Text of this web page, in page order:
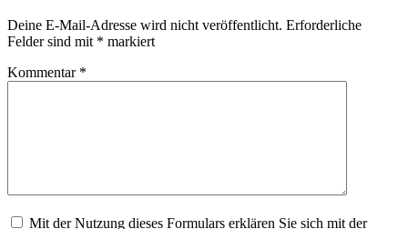
Deine E-Mail-Adresse wird nicht veröffentlicht. Erforderliche
Felder sind mit * markiert
Kommentar *
Mit der Nutzung dieses Formulars erklären Sie sich mit der